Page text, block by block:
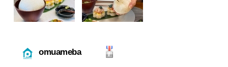
omuameba